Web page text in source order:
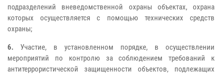
подразделений вневедомственной охраны объектах, охрана
которых осуществляется с помощью технических средств
охраны;
6. Участие, в установленном порядке, в осуществлении
мероприятий по контролю за соблюдением требований к
антитеррористической защищенности объектов, подлежащих